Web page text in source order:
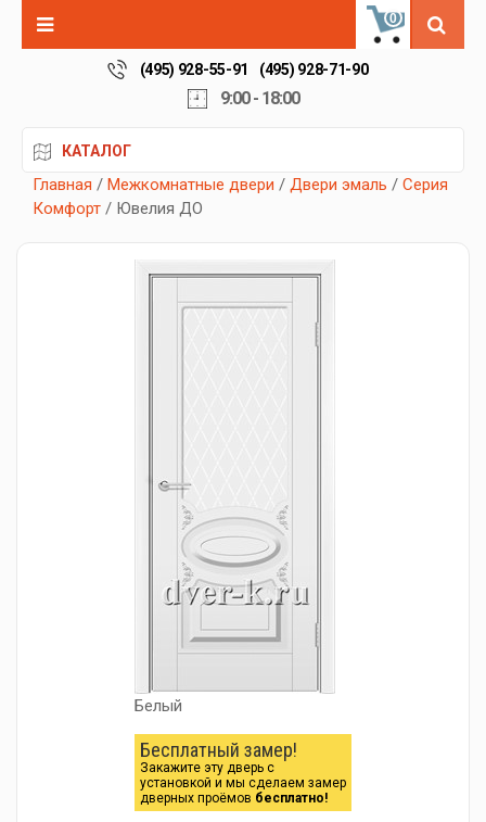
0
(495) 928-55-91 (495) 928-71-90
9:00 - 18:00
КАТАЛОГ
Главная / Межкомнатные двери / Двери эмаль / Серия
Комфорт / Ювелия ДО
Белый
Бесплатный замер!
Закажите эту дверь с
установкой и мы сделаем замер
дверных проёмов бесплатно!